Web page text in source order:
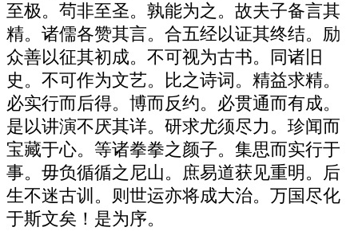
至极。茍非至圣。孰能为之。故夫子备言其
精。诸儒各赞其言。合五经以证其终结。励
众善以征其初成。不可视为古书。同诸旧
史。不可作为文艺。比之诗词。精益求精。
必实行而后得。博而反约。必贯通而有成。
是以讲演不厌其详。研求尤须尽力。珍闻而
宝藏于心。等诸拳拳之颜子。集思而实行于
事。毋负循循之尼山。庶易道获见重明。后
生不迷古训。则世运亦将成大治。万国尽化
于斯文矣！是为序。